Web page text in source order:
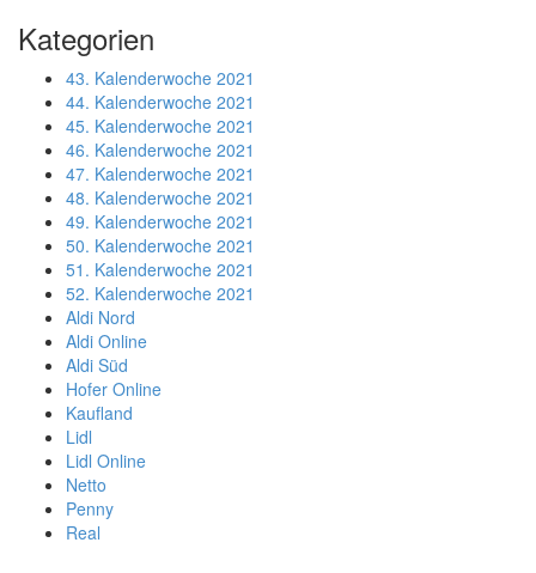
Kategorien
43. Kalenderwoche 2021
44. Kalenderwoche 2021
45. Kalenderwoche 2021
46. Kalenderwoche 2021
47. Kalenderwoche 2021
48. Kalenderwoche 2021
49. Kalenderwoche 2021
50. Kalenderwoche 2021
51. Kalenderwoche 2021
52. Kalenderwoche 2021
Aldi Nord
Aldi Online
Aldi Süd
Hofer Online
Kaufland
Lidl
Lidl Online
Netto
Penny
Real